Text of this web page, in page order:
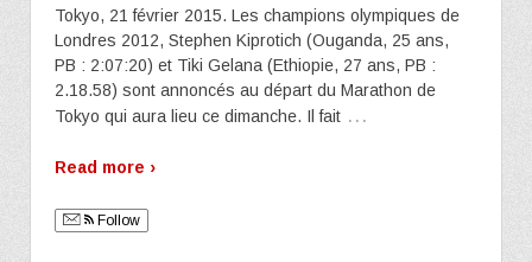
Tokyo, 21 février 2015. Les champions olympiques de
Londres 2012, Stephen Kiprotich (Ouganda, 25 ans,
PB : 2:07:20) et Tiki Gelana (Ethiopie, 27 ans, PB :
2.18.58) sont annoncés au départ du Marathon de
Tokyo qui aura lieu ce dimanche. Il fait …
Read more ›
Follow